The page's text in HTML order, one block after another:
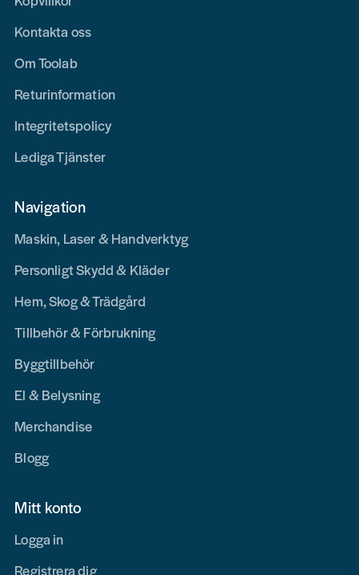
Kontakta oss
Om Toolab
Returinformation
Integritetspolicy
Lediga Tjänster
Navigation
Maskin, Laser & Handverktyg
Personligt Skydd & Kläder
Hem, Skog & Trädgård
Tillbehör & Förbrukning
Byggtillbehör
El & Belysning
Merchandise
Blogg
Mitt konto
Logga in
Registrera dig